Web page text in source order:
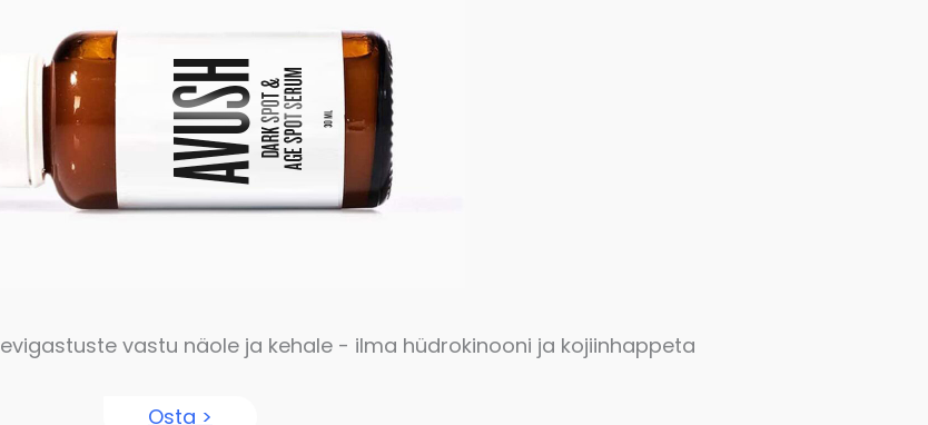
vastu näole ja kehale - ilma hüdrokinooni ja kojiinhappeta
Osta >